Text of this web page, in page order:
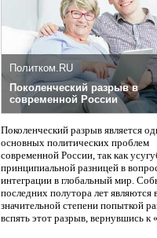
Политком.RU
Поколенческий разрыв в
современной России
Поколенческий разрыв является
основных политических проблем
современной России, так как
принципиальной разницей в
интеграции в глобальный мир.
последних полутора лет являются
значительной степени попыткой
вспять этот разрыв, вернувшись к